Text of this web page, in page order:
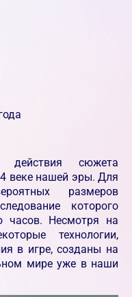
действия сюжета
веке нашей эры. Для
размеров
которого
часов. Несмотря на
технологии,
в игре, созданы на
мире уже в наши